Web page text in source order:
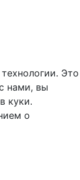
Это
нами, вы
куки.
о